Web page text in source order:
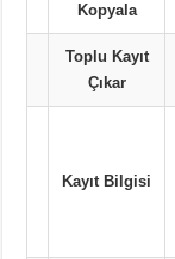
Kopyala
Toplu Kayıt
Çıkar
Kayıt Bilgisi